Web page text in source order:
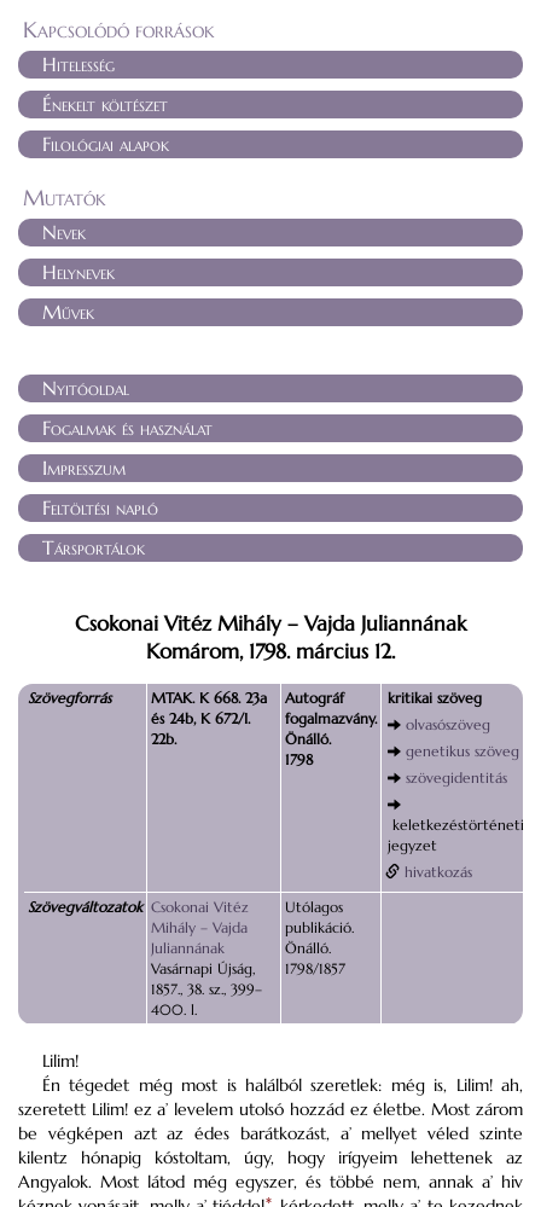
Kapcsolódó források
Hitelesség
Énekelt költészet
Filológiai alapok
Mutatók
Nevek
Helynevek
Művek
Nyitóoldal
Fogalmak és használat
Impresszum
Feltöltési napló
Társportálok
Csokonai Vitéz Mihály – Vajda Juliannának
Komárom, 1798. március 12.
Szövegforrás
MTAK. K 668. 23a
és 24b, K 672/I.
22b.
Autográf
fogalmazvány.
Önálló.
1798
kritikai szöveg
olvasószöveg
genetikus szöveg
szövegidentitás
keletkezéstörténeti
jegyzet
hivatkozás
Szövegváltozatok Csokonai Vitéz
Mihály – Vajda
Juliannának
Vasárnapi Újság,
1857., 38. sz., 399–
400. l.
Utólagos
publikáció.
Önálló.
1798/1857
Lilim!
Én tégedet még most is halálból szeretlek: még is, Lilim! ah,
szeretett Lilim! ez a’ levelem utolsó hozzád ez életbe. Most zárom
be végképen azt az édes barátkozást, a’ mellyet véled szinte
kilentz hónapig kóstoltam, úgy, hogy irígyeim lehettenek az
Angyalok. Most látod még egyszer, és többé nem, annak a’ hiv
*